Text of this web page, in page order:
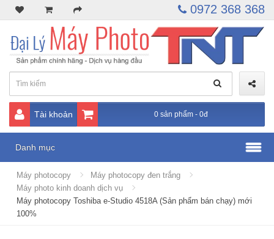
0972 368 368
Tài khoản 0 sản phẩm - 0đ
Danh mục
Máy photocopy
Máy photocopy đen trắng
Máy photo kinh doanh dịch vụ
Máy photocopy Toshiba e-Studio 4518A (Sản phẩm bán chạy) mới
100%